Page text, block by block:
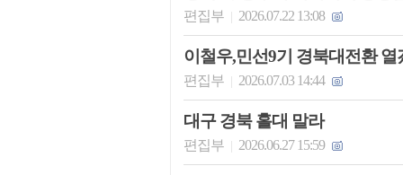
편집부 | 2026.07.22 13:08
이철우,민선9기 경북대전환 열
편집부 | 2026.07.03 14:44
대구 경북 홀대 말라
편집부 | 2026.06.27 15:59